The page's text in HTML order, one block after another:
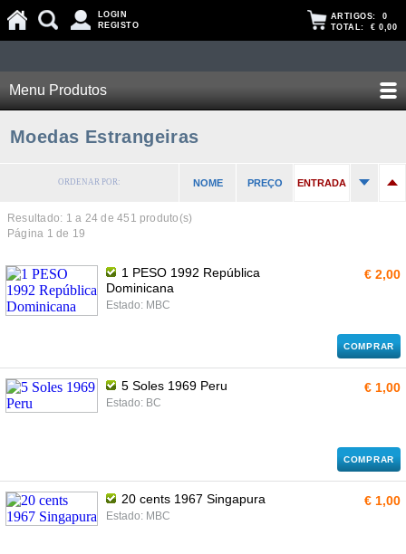
LOGIN
REGISTO
ARTIGOS: 0
TOTAL: € 0,00
Menu Produtos
Moedas Estrangeiras
ORDENAR POR: NOME PREÇO ENTRADA
Resultado: 1 a 24 de 451 produto(s)
Página 1 de 19
1 PESO 1992 República
Dominicana
Estado: MBC
€ 2,00
COMPRAR
5 Soles 1969 Peru
Estado: BC
€ 1,00
COMPRAR
20 cents 1967 Singapura
Estado: MBC
€ 1,00